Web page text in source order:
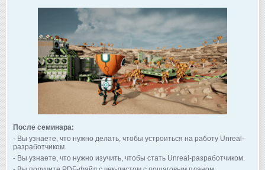
После семинара:
- Вы узнаете, что нужно делать, чтобы устроиться на работу Unreal-
разработчиком.
- Вы узнаете, что нужно изучить, чтобы стать Unreal-разработчиком.